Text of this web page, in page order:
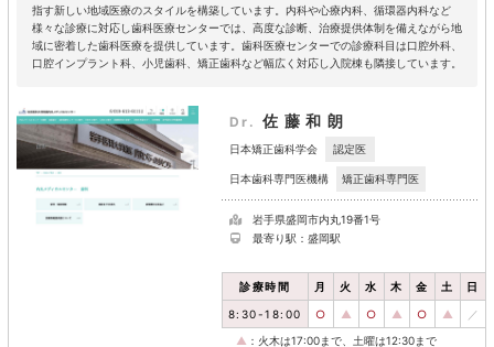
指す新しい地域医療のスタイルを構築しています。内科や心療内科、循環器内科など
様々な診療に対応し歯科医療センターでは、高度な診断、治療提供体制を備えながら地
域に密着した歯科医療を提供しています。歯科医療センターでの診療科目は口腔外科、
口腔インプラント科、小児歯科、矯正歯科など幅広く対応し入院棟も隣接しています。
Dr. 佐藤和朗
日本矯正歯科学会 認定医
日本歯科専門医機構 矯正歯科専門医
岩手県盛岡市内丸19番1号
最寄り駅：盛岡駅
診療時間 月 火 水 木 金 土 日
8:30-18:00 ○ ▲ ○ ▲ ○ ▲ ／
▲ ：火木は17:00まで、土曜は12:30まで